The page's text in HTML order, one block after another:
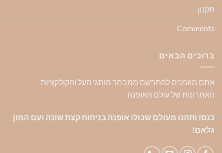
תקנון
Comments
ברוכים הבאים
אתם מוזמנים להתרשם ממבחר מותגי העל והקולקציות
האחרונות של עולם האופנה
כנסו ותהנו מעולם שכולו אופנה בניחוח קצת שונה ועם המון
גלאם!